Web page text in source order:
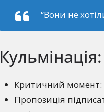
“Вони не
Критичний момент:
Пропозиція